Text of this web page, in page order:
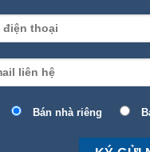
Bán nhà riêng